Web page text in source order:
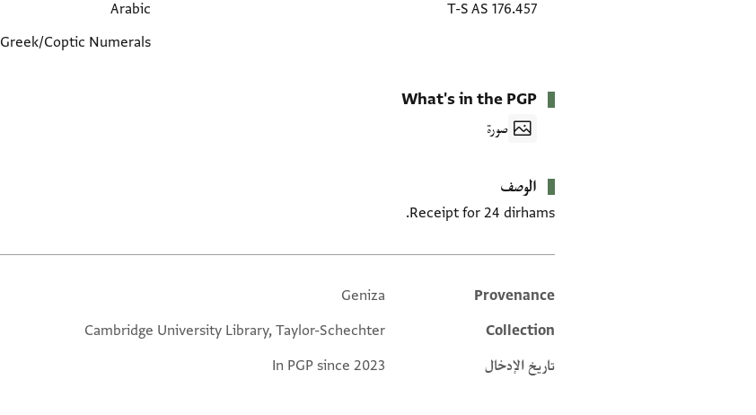
T-S AS 176.457
Arabic
Greek/Coptic Numerals
What's in the PGP
صورة
الوصف
Receipt for 24 dirhams.
Additional metadata
Provenance
Geniza
Collection
Cambridge University Library, Taylor-Schechter
تاريخ الإدخال
In PGP since 2023